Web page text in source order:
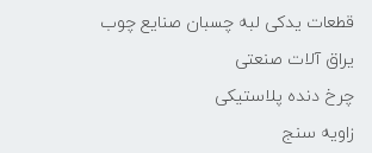
قطعات یدکی لبه چسبان صنایع چوب
یراق آلات صنعتی
چرخ دنده پلاستیکی
زاویه سنج